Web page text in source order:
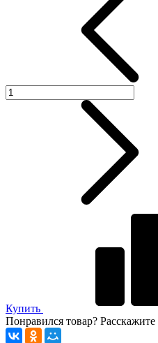
Купить
Понравился товар?